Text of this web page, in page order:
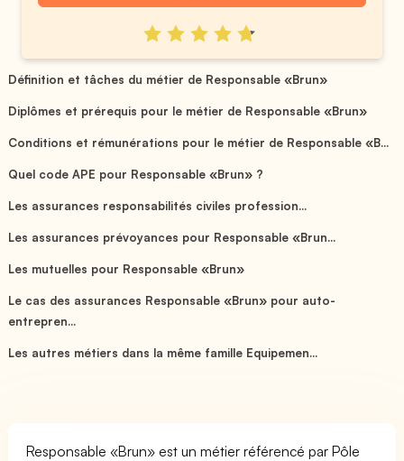
Définition et tâches du métier de Responsable «Brun»
Diplômes et prérequis pour le métier de Responsable «Brun»
Conditions et rémunérations pour le métier de Responsable «B...
Quel code APE pour Responsable «Brun» ?
Les assurances responsabilités civiles profession...
Les assurances prévoyances pour Responsable «Brun...
Les mutuelles pour Responsable «Brun»
Le cas des assurances Responsable «Brun» pour auto-
entrepren...
Les autres métiers dans la même famille Equipemen...
Responsable «Brun» est un métier référencé par Pôle